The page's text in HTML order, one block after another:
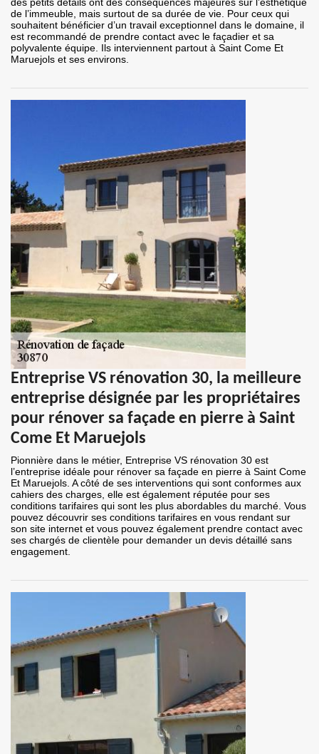
des petits détails ont des conséquences majeures sur l’esthétique
de l’immeuble, mais surtout de sa durée de vie. Pour ceux qui
souhaitent bénéficier d’un travail exceptionnel dans le domaine, il
est recommandé de prendre contact avec le façadier et sa
polyvalente équipe. Ils interviennent partout à Saint Come Et
Maruejols et ses environs.
Entreprise VS rénovation 30, la meilleure
entreprise désignée par les propriétaires
pour rénover sa façade en pierre à Saint
Come Et Maruejols
Pionnière dans le métier, Entreprise VS rénovation 30 est
l’entreprise idéale pour rénover sa façade en pierre à Saint Come
Et Maruejols. A côté de ses interventions qui sont conformes aux
cahiers des charges, elle est également réputée pour ses
conditions tarifaires qui sont les plus abordables du marché. Vous
pouvez découvrir ses conditions tarifaires en vous rendant sur
son site internet et vous pouvez également prendre contact avec
ses chargés de clientèle pour demander un devis détaillé sans
engagement.